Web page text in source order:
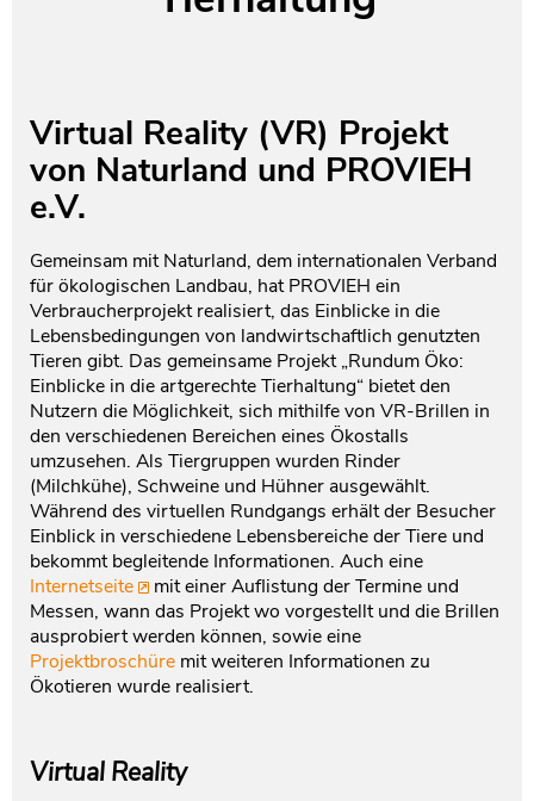
Virtual Reality (VR) Projekt
von Naturland und PROVIEH
e.V.
Gemeinsam mit Naturland, dem internationalen Verband
für ökologischen Landbau, hat PROVIEH ein
Verbraucherprojekt realisiert, das Einblicke in die
Lebensbedingungen von landwirtschaftlich genutzten
Tieren gibt. Das gemeinsame Projekt „Rundum Öko:
Einblicke in die artgerechte Tierhaltung“ bietet den
Nutzern die Möglichkeit, sich mithilfe von VR-Brillen in
den verschiedenen Bereichen eines Ökostalls
umzusehen. Als Tiergruppen wurden Rinder
(Milchkühe), Schweine und Hühner ausgewählt.
Während des virtuellen Rundgangs erhält der Besucher
Einblick in verschiedene Lebensbereiche der Tiere und
bekommt begleitende Informationen. Auch eine
Internetseite mit einer Auflistung der Termine und
Messen, wann das Projekt wo vorgestellt und die Brillen
ausprobiert werden können, sowie eine
Projektbroschüre mit weiteren Informationen zu
Ökotieren wurde realisiert.
Virtual Reality